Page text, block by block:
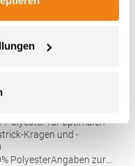
PolyesterAngaben zur